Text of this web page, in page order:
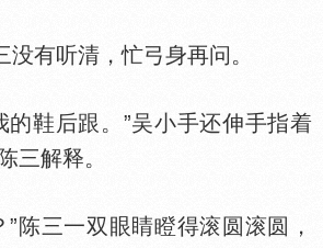
有听清，忙弓身再问。
鞋后跟。”吴小手还伸手指着
三解释。
三一双眼睛瞪得滚圆滚圆，